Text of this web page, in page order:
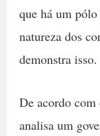
que há um
natureza dos
demonstra isso.
De acordo
analisa um